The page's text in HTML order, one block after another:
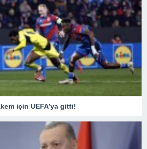
için UEFA’ya gitti!